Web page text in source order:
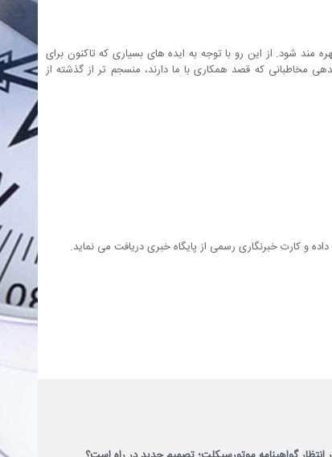
مند شود. از این رو با توجه به ایده های بسیاری که تاکنون برای
که قصد همکاری با ما دارند، منسجم تر از گذشته از
و کارت خبرنگاری رسمی از پایگاه خبری دریافت می نماید.